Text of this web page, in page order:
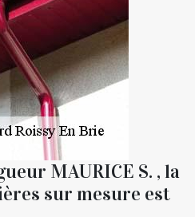
MAURICE S. , la
sur mesure est